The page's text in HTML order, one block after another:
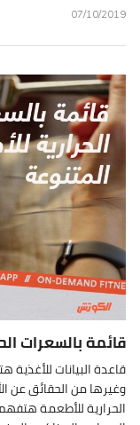
07/10/2019
قائمة بالسعرات
قاعدة البيانات
وغيرها من الحقائق عن
الحرارية للأطعمة